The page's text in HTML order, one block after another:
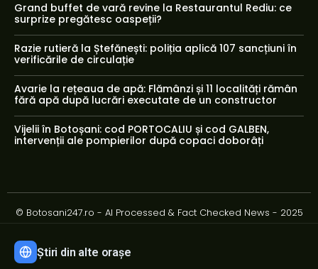
Grand buffet de vară revine la Restaurantul Rediu: ce
surprize pregătesc oaspeții?
Razie rutieră la Ștefănești: poliția aplică 107 sancțiuni în
verificările de circulație
Avarie la rețeaua de apă: Flămânzi și 11 localități rămân
fără apă după lucrări executate de un constructor
Vijelii în Botoșani: cod PORTOCALIU și cod GALBEN,
intervenții ale pompierilor după copaci doborâți
© Botosani247.ro - AI Processed & Fact Checked News - 2025
Știri din alte orașe